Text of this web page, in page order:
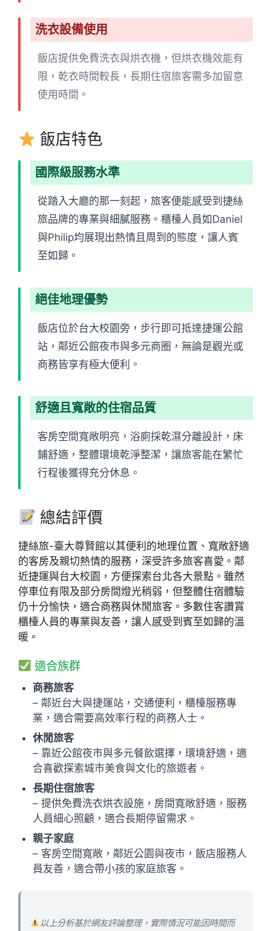
洗衣設備使用
飯店提供免費洗衣與烘衣機，但烘衣機效能有
限，乾衣時間較長，長期住宿旅客需多加留意
使用時間。
飯店特色
國際級服務水準
從踏入大廳的那一刻起，旅客便能感受到捷絲
旅品牌的專業與細膩服務。櫃檯人員如Daniel
與Philip均展現出熱情且周到的態度，讓人賓
至如歸。
絕佳地理優勢
飯店位於台大校園旁，步行即可抵達捷運公館
站，鄰近公館夜市與多元商圈，無論是觀光或
商務皆享有極大便利。
舒適且寬敞的住宿品質
客房空間寬敞明亮，浴廁採乾濕分離設計，床
鋪舒適，整體環境乾淨整潔，讓旅客能在繁忙
行程後獲得充分休息。
總結評價
捷絲旅-臺大尊賢館以其便利的地理位置、寬敞舒適
的客房及親切熱情的服務，深受許多旅客喜愛。鄰
近捷運與台大校園，方便探索台北各大景點。雖然
停車位有限及部分房間燈光稍弱，但整體住宿體驗
仍十分愉快，適合商務與休閒旅客。多數住客讚賞
櫃檯人員的專業與友善，讓人感受到賓至如歸的溫
暖。
適合族群
商務旅客
– 鄰近台大與捷運站，交通便利，櫃檯服務專
業，適合需要高效率行程的商務人士。
休閒旅客
– 靠近公館夜市與多元餐飲選擇，環境舒適，適
合喜歡探索城市美食與文化的旅遊者。
長期住宿旅客
– 提供免費洗衣烘衣設施，房間寬敞舒適，服務
人員細心照顧，適合長期停留需求。
親子家庭
– 客房空間寬敞，鄰近公園與夜市，飯店服務人
員友善，適合帶小孩的家庭旅客。
以上分析基於網友評論整理，實際情況可能因時間而